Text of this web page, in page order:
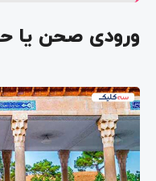
ورودی صحن یا